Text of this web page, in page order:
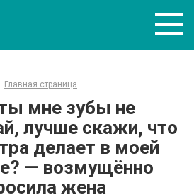
Главная страница
мне зубы не
лучше скажи, что
делает в моей
— возмущённо
жена